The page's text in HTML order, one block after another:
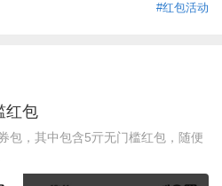
#红包活动
红包
包，其中包含5亓无门槛红包，随便